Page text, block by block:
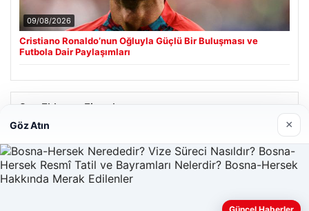
09/08/2026
Cristiano Ronaldo’nun Oğluyla Güçlü Bir Buluşması ve
Futbola Dair Paylaşımları
Son Eklenen Firmalar
26/05/2026
Göz Atın ×